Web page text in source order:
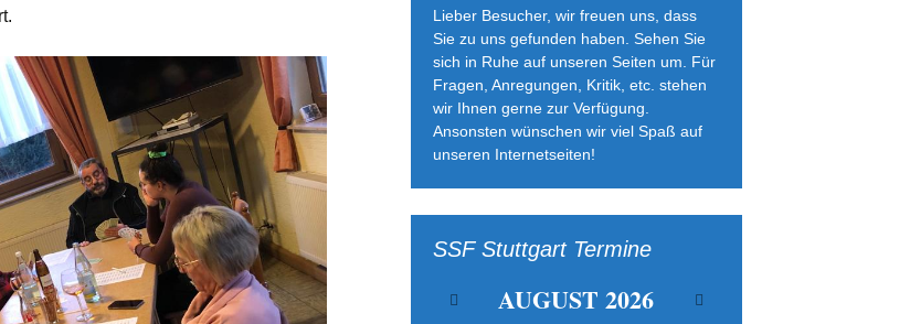
Bärenschlössle
Unser Besuch im Föhrli
2018
Frühjahrswanderung
2018 Kloster Maulbronn
Lieber Besucher, wir freuen uns, dass
Sie zu uns gefunden haben. Sehen Sie
sich in Ruhe auf unseren Seiten um. Für
Fragen, Anregungen, Kritik, etc. stehen
wir Ihnen gerne zur Verfügung.
Ansonsten wünschen wir viel Spaß auf
unseren Internetseiten!
SSF Stuttgart Termine
AUGUST 2026